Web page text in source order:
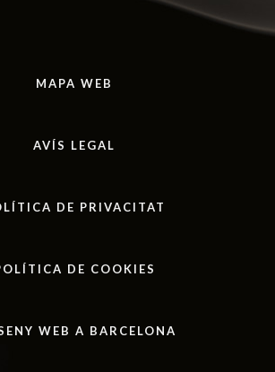
MAPA WEB
AVÍS LEGAL
DE PRIVACITAT
DE COOKIES
WEB A BARCELONA